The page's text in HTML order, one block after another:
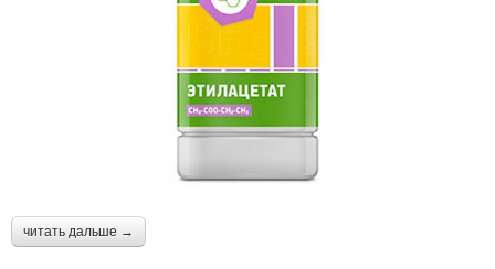
читать дальше →